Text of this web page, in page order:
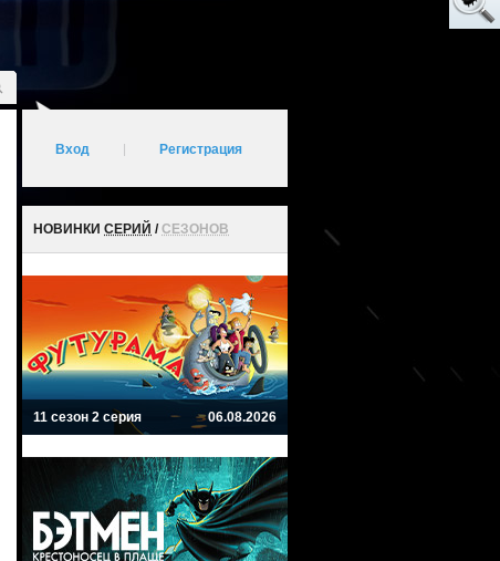
Вход Регистрация
НОВИНКИ СЕРИЙ /СЕЗОНОВ
11 сезон 2 серия 06.08.2026